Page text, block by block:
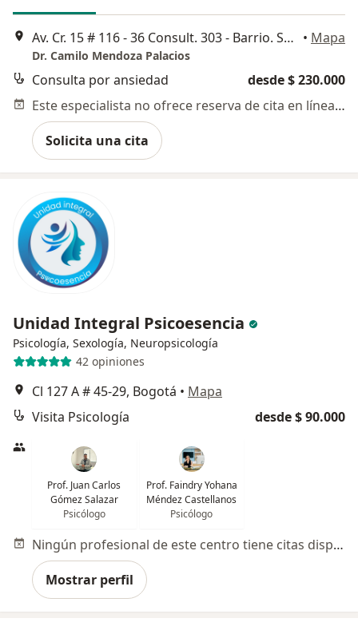
Av. Cr. 15 # 116 - 36 Consult. 303 - Barrio. Santa Bárbara Oriental., Bogotá • Mapa
Dr. Camilo Mendoza Palacios
Consulta por ansiedad
desde $ 230.000
Este especialista no ofrece reserva de cita en línea en esta dirección.
Solicita una cita
Unidad Integral Psicoesencia
Psicología, Sexología, Neuropsicología
42 opiniones
Cl 127 A # 45-29, Bogotá • Mapa
Visita Psicología
desde $ 90.000
Prof. Juan Carlos
Gómez Salazar
Psicólogo
Prof. Faindry Yohana
Méndez Castellanos
Psicólogo
Ningún profesional de este centro tiene citas disponibles
Mostrar perfil